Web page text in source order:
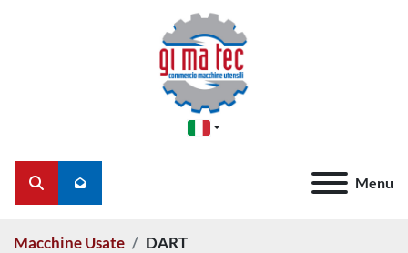
Menu
Cerca
Macchine Usate DART